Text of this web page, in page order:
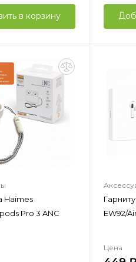
в корзину
Haimes
Pro 3 ANC
EW92/
Цена